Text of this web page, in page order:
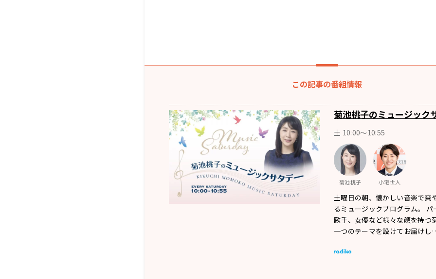
この記事の番組情報
菊池桃子のミュージック
土 10:00〜10:55
菊池桃子 小宅世人
土曜日の朝、懐かしい音楽で爽
るミュージックプログラム。 パ
歌手、女優など様々な顔を持つ
一つのテーマを設けてお届け